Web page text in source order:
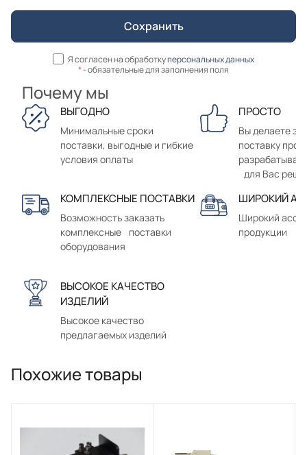
Я согласен на обработкуперсональных данных
*- обязательные для заполнения поля
Почему мы
ВЫГОДНО
Минимальные сроки
поставки, выгодные и гибкие
условия оплаты
ПРОСТО
Вы делаете
поставку
для Вас
КОМПЛЕКСНЫЕ ПОСТАВКИ
Возможность заказать
комплексные поставки
оборудования
ШИРОКИЙ
Широкий
продукции
ВЫСОКОЕ КАЧЕСТВО
ИЗДЕЛИЙ
Высокое качество
предлагаемых изделий
Похожие товары